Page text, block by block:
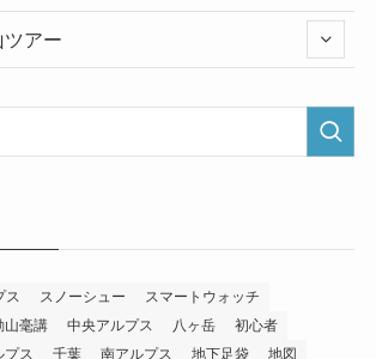
アー
ス スノーシュー
スマートウォッチ
山毫講 中央アルプス 八ヶ岳
初心者
プス 千葉 南アルプス 地下足袋 地図